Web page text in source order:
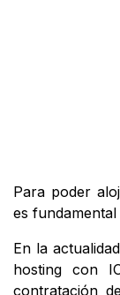
Para poder
es
En la
hosting con
contratación